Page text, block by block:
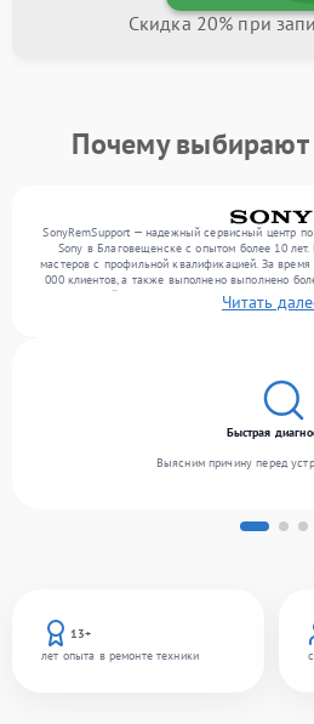
Скидка 20% при
Почему выбирают
SonyRemSupport — надежный сервисный центр
Sony в Благовещенске с опытом более 10
мастеров с профильной квалификацией. За
000 клиентов, а также выполнено выполнено
сервисный центр поступает более 300
широким спектром неисправностей иЧитать
13+
лет опыта в ремонте техники
Быстрая
Выясним причину перед